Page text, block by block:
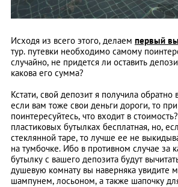
Исходя из всего этого, делаем первый
тур. путевки необходимо самому
случайно, не придется ли оставить
какова его сумма?
Кстати, свой депозит я получила
если вам тоже свои деньги дороги, то
поинтересуйтесь, что входит в
пластиковых бутылках бесплатная, но,
стеклянной таре, то лучше ее не
на тумбочке. Ибо в противном случае за
бутылку с вашего депозита будут
душевую комнату вы наверняка увидите
шампунем, лосьоном, а также шапочку